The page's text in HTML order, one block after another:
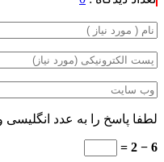
لطفا پاسخ را به عدد انگلیسی
6 − 2 =